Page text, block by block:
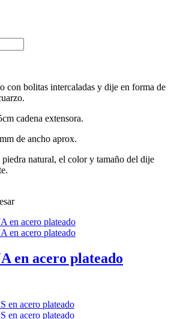
con bolitas intercaladas y dije en forma de
cadena extensora.
de ancho aprox.
piedra natural, el color y tamaño del dije
en acero plateado